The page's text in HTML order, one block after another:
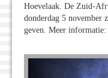
Hoevelaak. De Zuid-
donderdag 5 november
geven. Meer informatie: